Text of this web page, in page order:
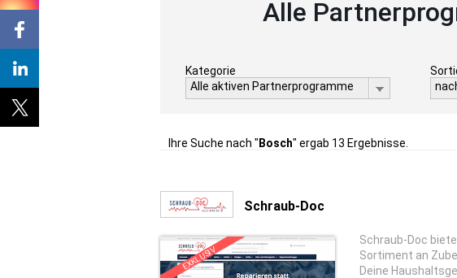
Alle
Kategorie
Alle aktiven Partnerprogramme
Ihre Suche nach " Bosch" ergab 13 Ergebnisse.
Schraub-Doc
EXKLUSIV
Schraub-Doc
Sortiment an
Deine